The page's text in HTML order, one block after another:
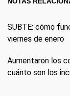
SUBTE: cómo
viernes de enero
Aumentaron los
cuánto son los